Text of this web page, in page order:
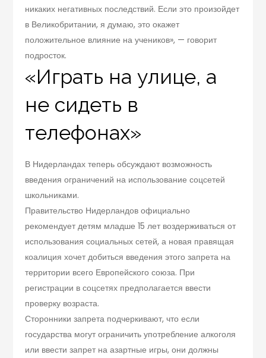
никаких негативных последствий. Если это произойдет
в Великобритании, я думаю, это окажет
положительное влияние на учеников», — говорит
подросток.
«Играть на улице, а
не сидеть в
телефонах»
В Нидерландах теперь обсуждают возможность
введения ограничений на использование соцсетей
школьниками.
Правительство Нидерландов официально
рекомендует детям младше 15 лет воздерживаться от
использования социальных сетей, а новая правящая
коалиция хочет добиться введения этого запрета на
территории всего Европейского союза. При
регистрации в соцсетях предполагается ввести
проверку возраста.
Сторонники запрета подчеркивают, что если
государства могут ограничить употребление алкоголя
или ввести запрет на азартные игры, они должны